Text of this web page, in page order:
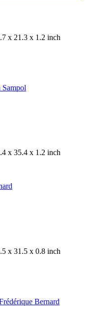
x 21.3 x 1.2 inch
x 35.4 x 1.2 inch
x 31.5 x 0.8 inch